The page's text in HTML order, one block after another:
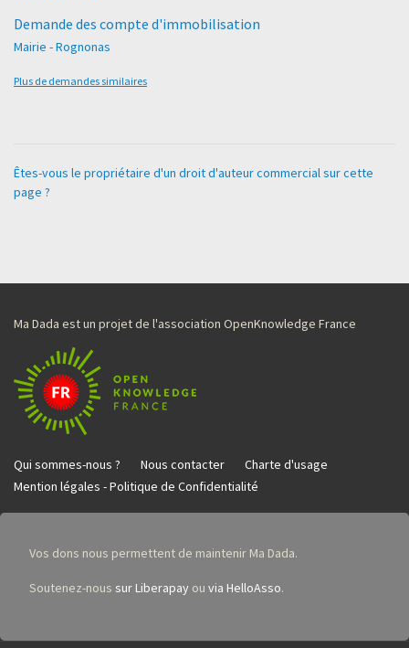
Demande des compte d'immobilisation
Mairie - Rognonas
Plus de demandes similaires
Êtes-vous le propriétaire d'un droit d'auteur commercial sur cette
page ?
Ma Dada est un projet de l'association OpenKnowledge France
Qui sommes-nous ? Nous contacter
Charte d'usage
Mention légales - Politique de Confidentialité
Vos dons nous permettent de maintenir Ma Dada.
Soutenez-nous sur Liberapay ou via HelloAsso.